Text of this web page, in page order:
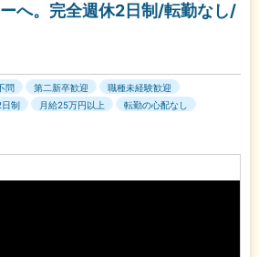
へ。完全週休2日制/転勤なし/
問 第二新卒歓迎
職種未経験歓迎
制 月給25万円以上
転勤の心配なし